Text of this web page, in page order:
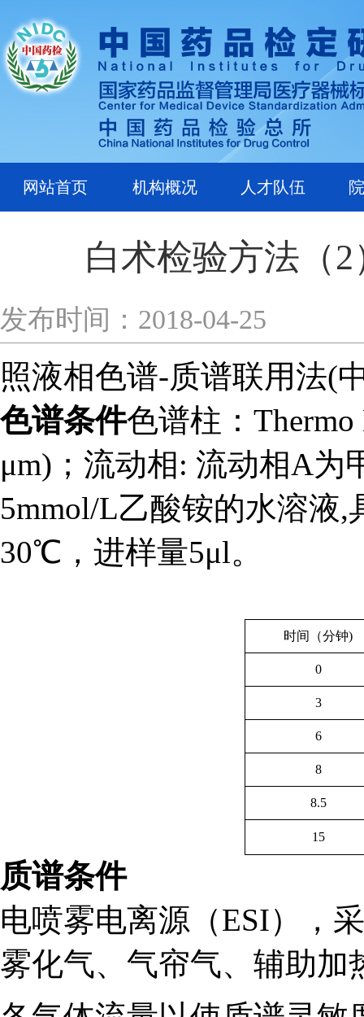
网站首页 机构概况 人才队伍
白术检验方法（
发布时间：2018-04-25
照液相色谱-质谱联用法(
色谱条件色谱柱：Thermo
μm)；流动相: 流动相A为
5mmol/L乙酸铵的水溶液
30℃ ，进样量5μl。
时间（分钟)
0
3
6
8
8.5
15
质谱条件
电喷雾电离源（ESI），
雾化气、气帘气、辅助加